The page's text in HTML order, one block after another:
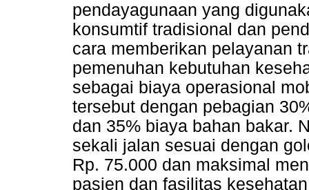
pendayagunaan yang
konsumtif tradisional dan
cara memberikan pelayanan
pemenuhan kebutuhan
sebagai biaya operasional
tersebut dengan pebagian
dan 35% biaya bahan bakar.
sekali jalan sesuai dengan
Rp. 75.000 dan maksimal
pasien dan fasilitas